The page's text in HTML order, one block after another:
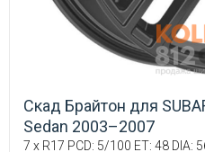
Скад Брайтон для
Sedan 2003–2007
7 x R17 PCD: 5/100 ET: 48 DIA: